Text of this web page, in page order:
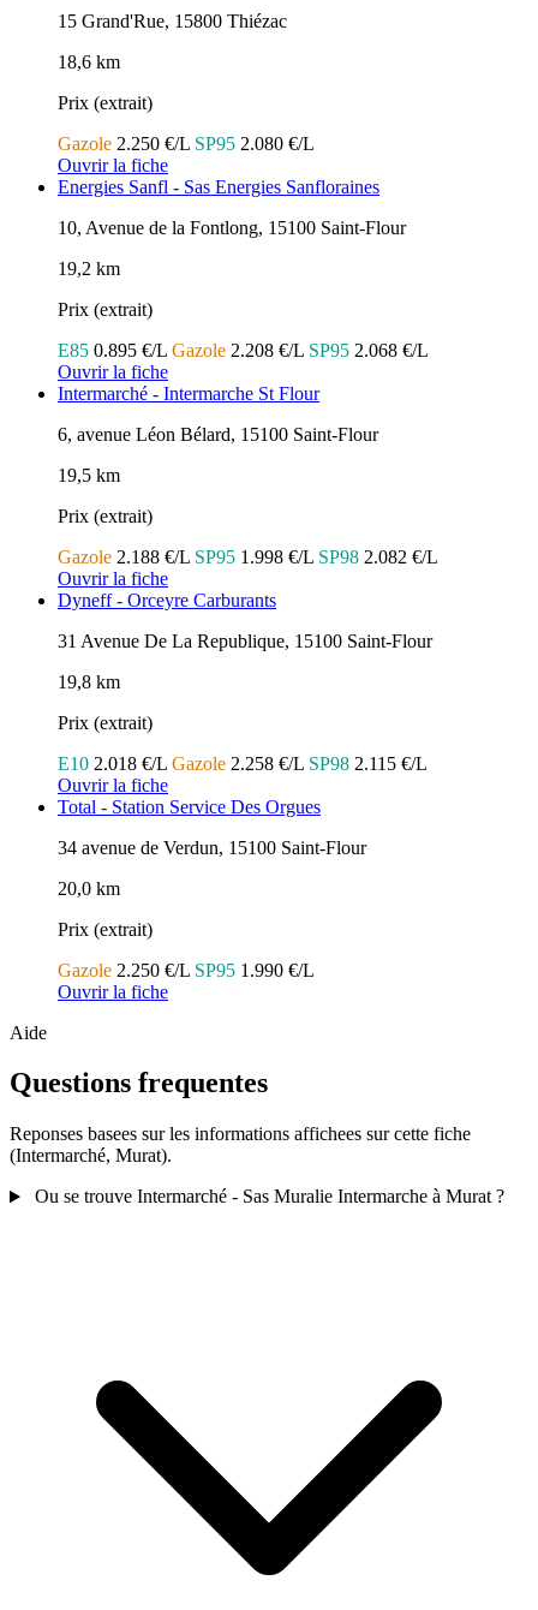
15 Grand'Rue, 15800 Thiézac
18,6 km
Prix (extrait)
Gazole 2.250 €/L SP95 2.080 €/L
Ouvrir la fiche
Energies Sanfl - Sas Energies Sanfloraines
10, Avenue de la Fontlong, 15100 Saint-Flour
19,2 km
Prix (extrait)
E85 0.895 €/L Gazole 2.208 €/L SP95 2.068 €/L
Ouvrir la fiche
Intermarché - Intermarche St Flour
6, avenue Léon Bélard, 15100 Saint-Flour
19,5 km
Prix (extrait)
Gazole 2.188 €/L SP95 1.998 €/L SP98 2.082 €/L
Ouvrir la fiche
Dyneff - Orceyre Carburants
31 Avenue De La Republique, 15100 Saint-Flour
19,8 km
Prix (extrait)
E10 2.018 €/L Gazole 2.258 €/L SP98 2.115 €/L
Ouvrir la fiche
Total - Station Service Des Orgues
34 avenue de Verdun, 15100 Saint-Flour
20,0 km
Prix (extrait)
Gazole 2.250 €/L SP95 1.990 €/L
Ouvrir la fiche
Aide
Questions frequentes
Reponses basees sur les informations affichees sur cette fiche
(Intermarché, Murat).
Ou se trouve Intermarché - Sas Muralie Intermarche à Murat ?